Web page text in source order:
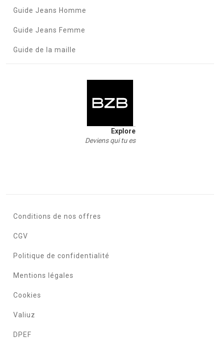
Guide Jeans Homme
Guide Jeans Femme
Guide de la maille
Explore
Deviens qui tu es
Conditions de nos offres
CGV
Politique de confidentialité
Mentions légales
Cookies
Valiuz
DPEF